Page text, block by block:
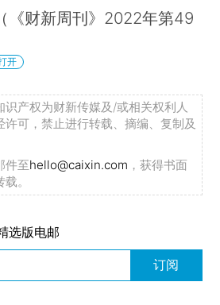
《财新周刊》2022年第49
开
识产权为财新传媒及/或相关权利人
可，禁止进行转载、摘编、复制及
件至hello@caixin.com ，获得书面
。
选版电邮
订阅